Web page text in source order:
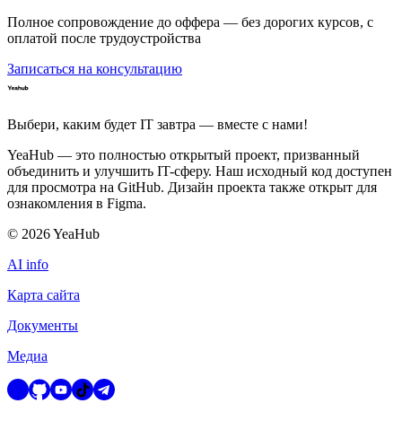
Полное сопровождение до оффера — без дорогих курсов, с
оплатой после трудоустройства
Записаться на консультацию
Выбери, каким будет IT завтра — вместе c нами!
YeaHub — это полностью открытый проект, призванный
объединить и улучшить IT-сферу. Наш исходный код доступен
для просмотра на GitHub. Дизайн проекта также открыт для
ознакомления в Figma.
© 2026YeaHub
AI info
Карта сайта
Документы
Медиа